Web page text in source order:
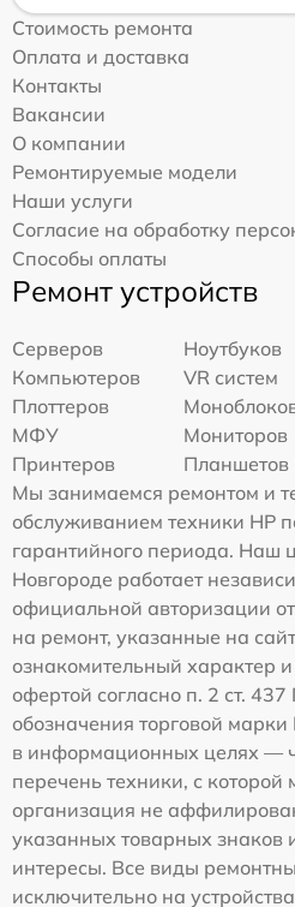
Стоимость ремонта
Оплата и доставка
Контакты
Вакансии
О компании
Ремонтируемые модели
Наши услуги
Согласие на обработку
Способы оплаты
Ремонт устройств
Серверов
Ноутбуков
Компьютеров
VR систем
Плоттеров
МФУ
Мониторов
Принтеров
Планшетов
Мы занимаемся ремонтом и
обслуживанием техники HP
гарантийного периода. Наш
Новгороде работает
официальной авторизации
на ремонт, указанные на
ознакомительный характер
офертой согласно п. 2 ст.
обозначения торговой
в информационных целях —
перечень техники, с
организация не
указанных товарных знаков
интересы. Все виды
исключительно на